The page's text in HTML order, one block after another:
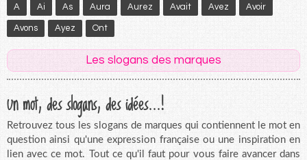
A Ai As Aura Aurez Avait Avez Avoir
Avons Ayez Ont
Les slogans des marques
Un mot, des slogans, des idées...!
Retrouvez tous les slogans de marques qui contiennent le mot en
question ainsi qu'une expression française ou une inspiration en
lien avec ce mot. Tout ce qu'il faut pour vous faire avancer dans